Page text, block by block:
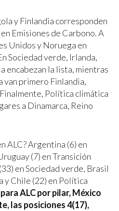
y Finlandia corresponden
Emisiones de Carbono. A
Unidos y Noruega en
Sociedad verde, Irlanda,
encabezan la lista, mientras
van primero Finlandia,
Política climática
a Dinamarca, Reino
ALC? Argentina (6) en
(7) en Transición
en Sociedad verde, Brasil
y Chile (22) en Política
ALC por pilar, México
las posiciones 4(17),